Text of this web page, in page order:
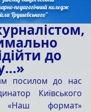
педагогічний коледж
Грушевського"
до
Київського
«Наш формат»